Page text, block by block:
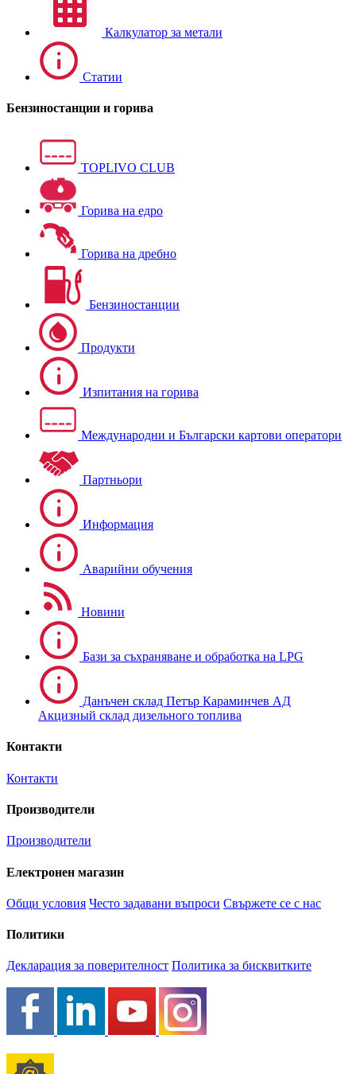
Калкулатор за метали
Статии
Бензиностанции и горива
TOPLIVO CLUB
Горива на едро
Горива на дребно
Бензиностанции
Продукти
Изпитания на горива
Международни и Български картови оператори
Партньори
Информация
Аварийни обучения
Новини
Бази за съхраняване и обработка на LPG
Данъчен склад Петър Караминчев АД
Акцизный склад дизельного топлива
Контакти
Контакти
Производители
Производители
Електронен магазин
Общи условия Често задавани въпроси Свържете се с нас
Политики
Декларация за поверителност Политика за бисквитките